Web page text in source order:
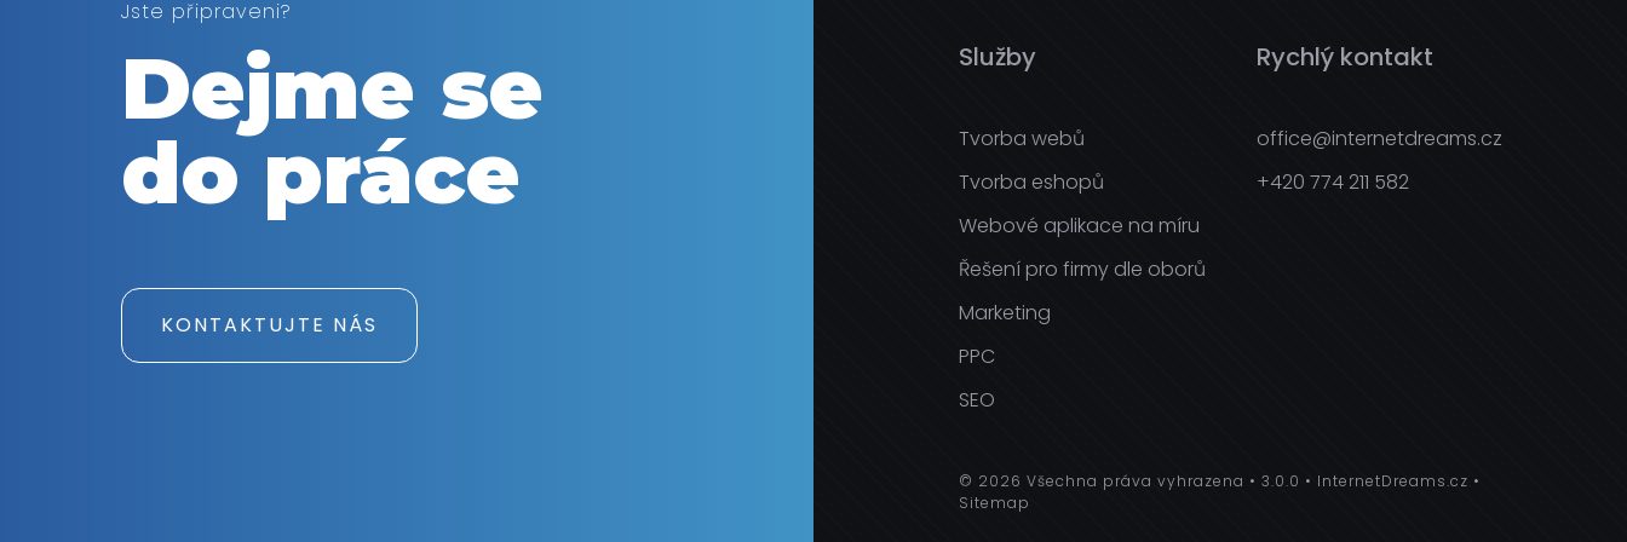
Jste připraveni?
Dejme se
do práce
KONTAKTUJTE NÁS
Služby
Tvorba webů
Tvorba eshopů
Webové aplikace na míru
Řešení pro firmy dle oborů
Marketing
PPC
SEO
Rychlý kontakt
office@internetdreams.cz
+420 774 211 582
© 2026 Všechna práva vyhrazena 3.0.0
InternetDreams.cz
Sitemap